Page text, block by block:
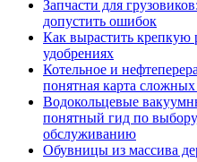
Запчасти для
допустить ошибок
Как вырастить крепкую
удобрениях
Котельное и
понятная карта
Водокольцевые
понятный гид по
обслуживанию
Обувницы из массива